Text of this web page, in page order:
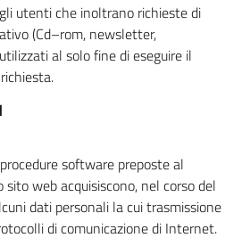
utenti che inoltrano richieste di
(Cd–rom, newsletter,
al solo fine di eseguire il
software preposte al
web acquisiscono, nel corso del
dati personali la cui trasmissione
di comunicazione di Internet.